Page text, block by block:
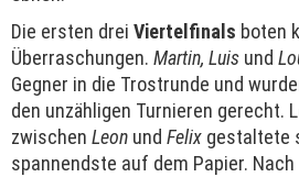
Die ersten drei Viertelfinals boten
Überraschungen. Martin, Luis und
Gegner in die Trostrunde und
den unzähligen Turnieren gerecht.
zwischen Leon und Felix gestaltete
spannendste auf dem Papier. Nach